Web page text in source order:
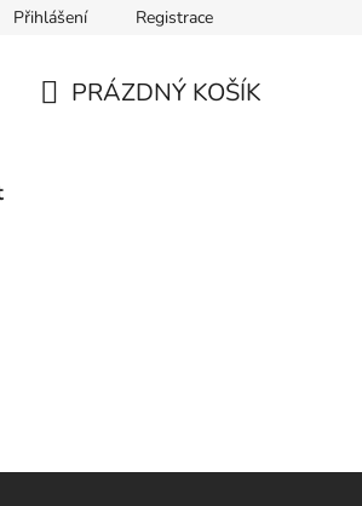
Přihlášení Registrace
PRÁZDNÝ KOŠÍK